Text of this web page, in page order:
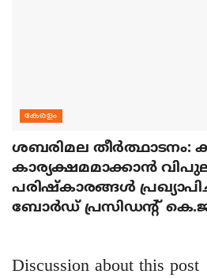
കേരളം
ശബരിമല
കാര്യക്ഷമമാക്കാന്‍
പരിഷ്‌കാരങ്ങള്‍
ബോര്‍ഡ് പ്രസിഡന്റ്
Discussion about this post